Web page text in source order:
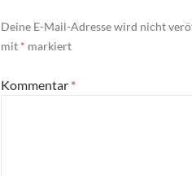
Deine E-Mail-Adresse wird nicht
mit * markiert
Kommentar *